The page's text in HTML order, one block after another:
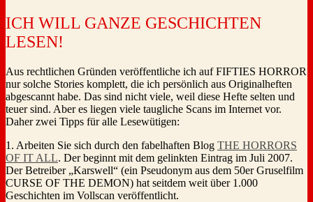
ICH WILL GANZE GESCHICHTEN
LESEN!
Aus rechtlichen Gründen veröffentliche ich auf FIFTIES HORROR
nur solche Stories komplett, die ich persönlich aus Originalheften
abgescannt habe. Das sind nicht viele, weil diese Hefte selten und
teuer sind. Aber es liegen viele taugliche Scans im Internet vor.
Daher zwei Tipps für alle Lesewütigen:
1. Arbeiten Sie sich durch den fabelhaften Blog THE HORRORS
OF IT ALL. Der beginnt mit dem gelinkten Eintrag im Juli 2007.
Der Betreiber „Karswell“ (ein Pseudonym aus dem 50er Gruselfilm
CURSE OF THE DEMON) hat seitdem weit über 1.000
Geschichten im Vollscan veröffentlicht.